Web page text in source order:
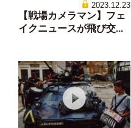
2023.12.23
【戦場カメラマン】フェ
イクニュースが飛び交...